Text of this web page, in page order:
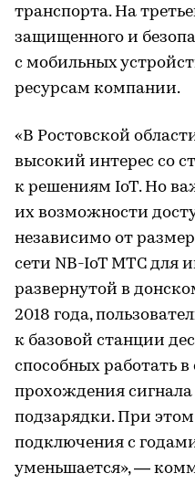
транспорта. На
защищенного и
с мобильных
ресурсам компании.
«В Ростовской
высокий интерес со
к решениям IoT. Но
их возможности
независимо от
сети NB-IoT МТС для
развернутой в
2018 года,
к базовой станции
способных работать
прохождения сигнала
подзарядки. При
подключения с
уменьшается», —